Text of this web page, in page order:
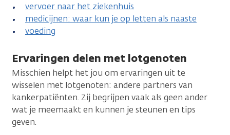
vervoer naar het ziekenhuis
medicijnen: waar kun je op letten als naaste
voeding
Ervaringen delen met lotgenoten
Misschien helpt het jou om ervaringen uit te
wisselen met lotgenoten: andere partners van
kankerpatiënten. Zij begrijpen vaak als geen ander
wat je meemaakt en kunnen je steunen en tips
geven.